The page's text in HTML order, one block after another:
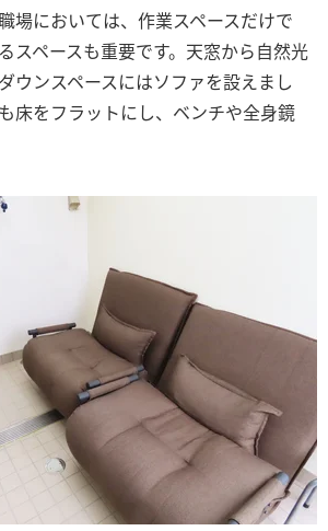
場においては、作業スペースだけで
スペースも重要です。天窓から自然光
ウンスペースにはソファを設えまし
床をフラットにし、ベンチや全身鏡